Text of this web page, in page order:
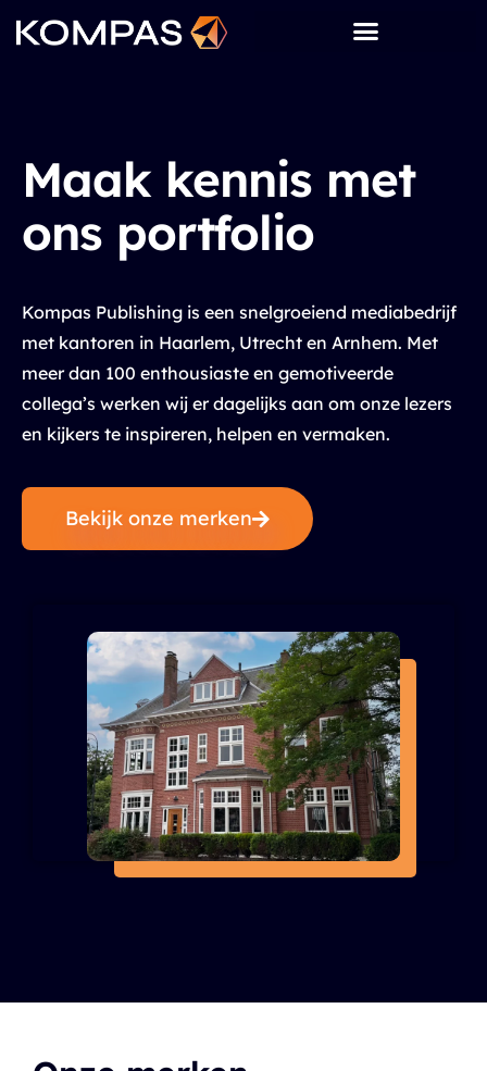
Maak kennis met
ons portfolio
Kompas Publishing is een snelgroeiend mediabedrijf
met kantoren in Haarlem, Utrecht en Arnhem. Met
meer dan 100 enthousiaste en gemotiveerde
collega’s werken wij er dagelijks aan om onze lezers
en kijkers te inspireren, helpen en vermaken.
Bekijk onze merken